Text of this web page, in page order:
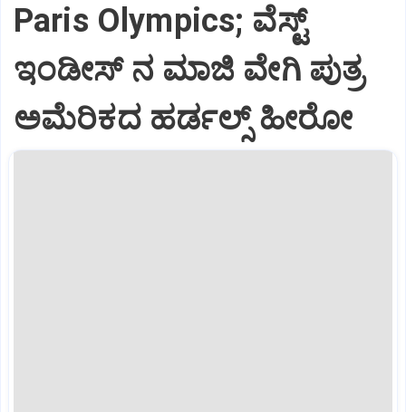
Paris Olympics; ವೆಸ್ಟ್‌
ಇಂಡೀಸ್‌ ನ ಮಾಜಿ ವೇಗಿ ಪುತ್ರ
ಅಮೆರಿಕದ ಹರ್ಡಲ್ಸ್‌ ಹೀರೋ